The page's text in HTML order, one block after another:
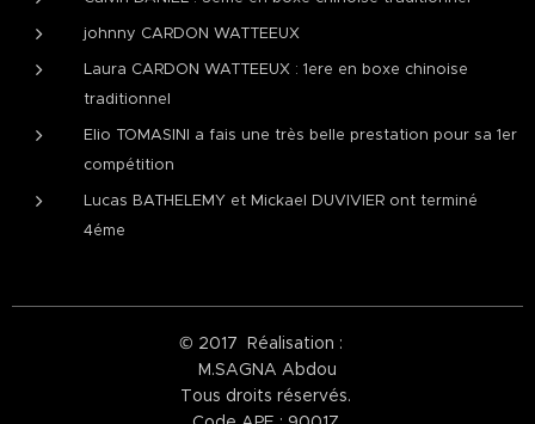
johnny CARDON WATTEEUX
Laura CARDON WATTEEUX : 1ere en boxe chinoise
traditionnel
Elio TOMASINI a fais une très belle prestation pour sa 1er
compétition
Lucas BATHELEMY et Mickael DUVIVIER ont terminé
4éme
© 2017 Réalisation :
M.SAGNA Abdou
Tous droits réservés.